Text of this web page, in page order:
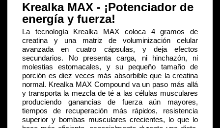
Krealka MAX - ¡Potenciador de
energía y fuerza!
La tecnología Krealka MAX coloca 4 gramos de
creatina y una matriz de voluminización celular
avanzada en cuatro cápsulas, y deja efectos
secundarios. No presenta carga, ni hinchazón, ni
molestias estomacales, y su pequeño tamaño de
porción es diez veces más absorbible que la creatina
normal. Krealka MAX Compound va un paso más allá
y transporta la mezcla de té a las células musculares
produciendo ganancias de fuerza aún mayores,
tiempos de recuperación más rápidos, resistencia
superior y bombas musculares crecientes, lo que lo